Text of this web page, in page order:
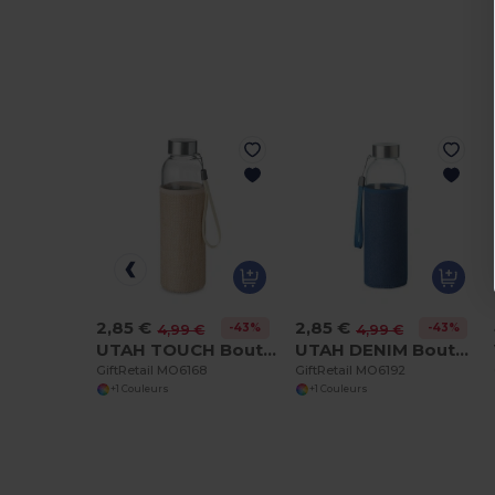
2,85 € 4,99 € -43%
UTAH TOUCH Bouteille & housse en jute
GiftRetail MO6168
+1 Couleurs
2,85 € 4,99 € -43%
UTAH DENIM Bouteille & housse denim
GiftRetail MO6192
+1 Couleurs